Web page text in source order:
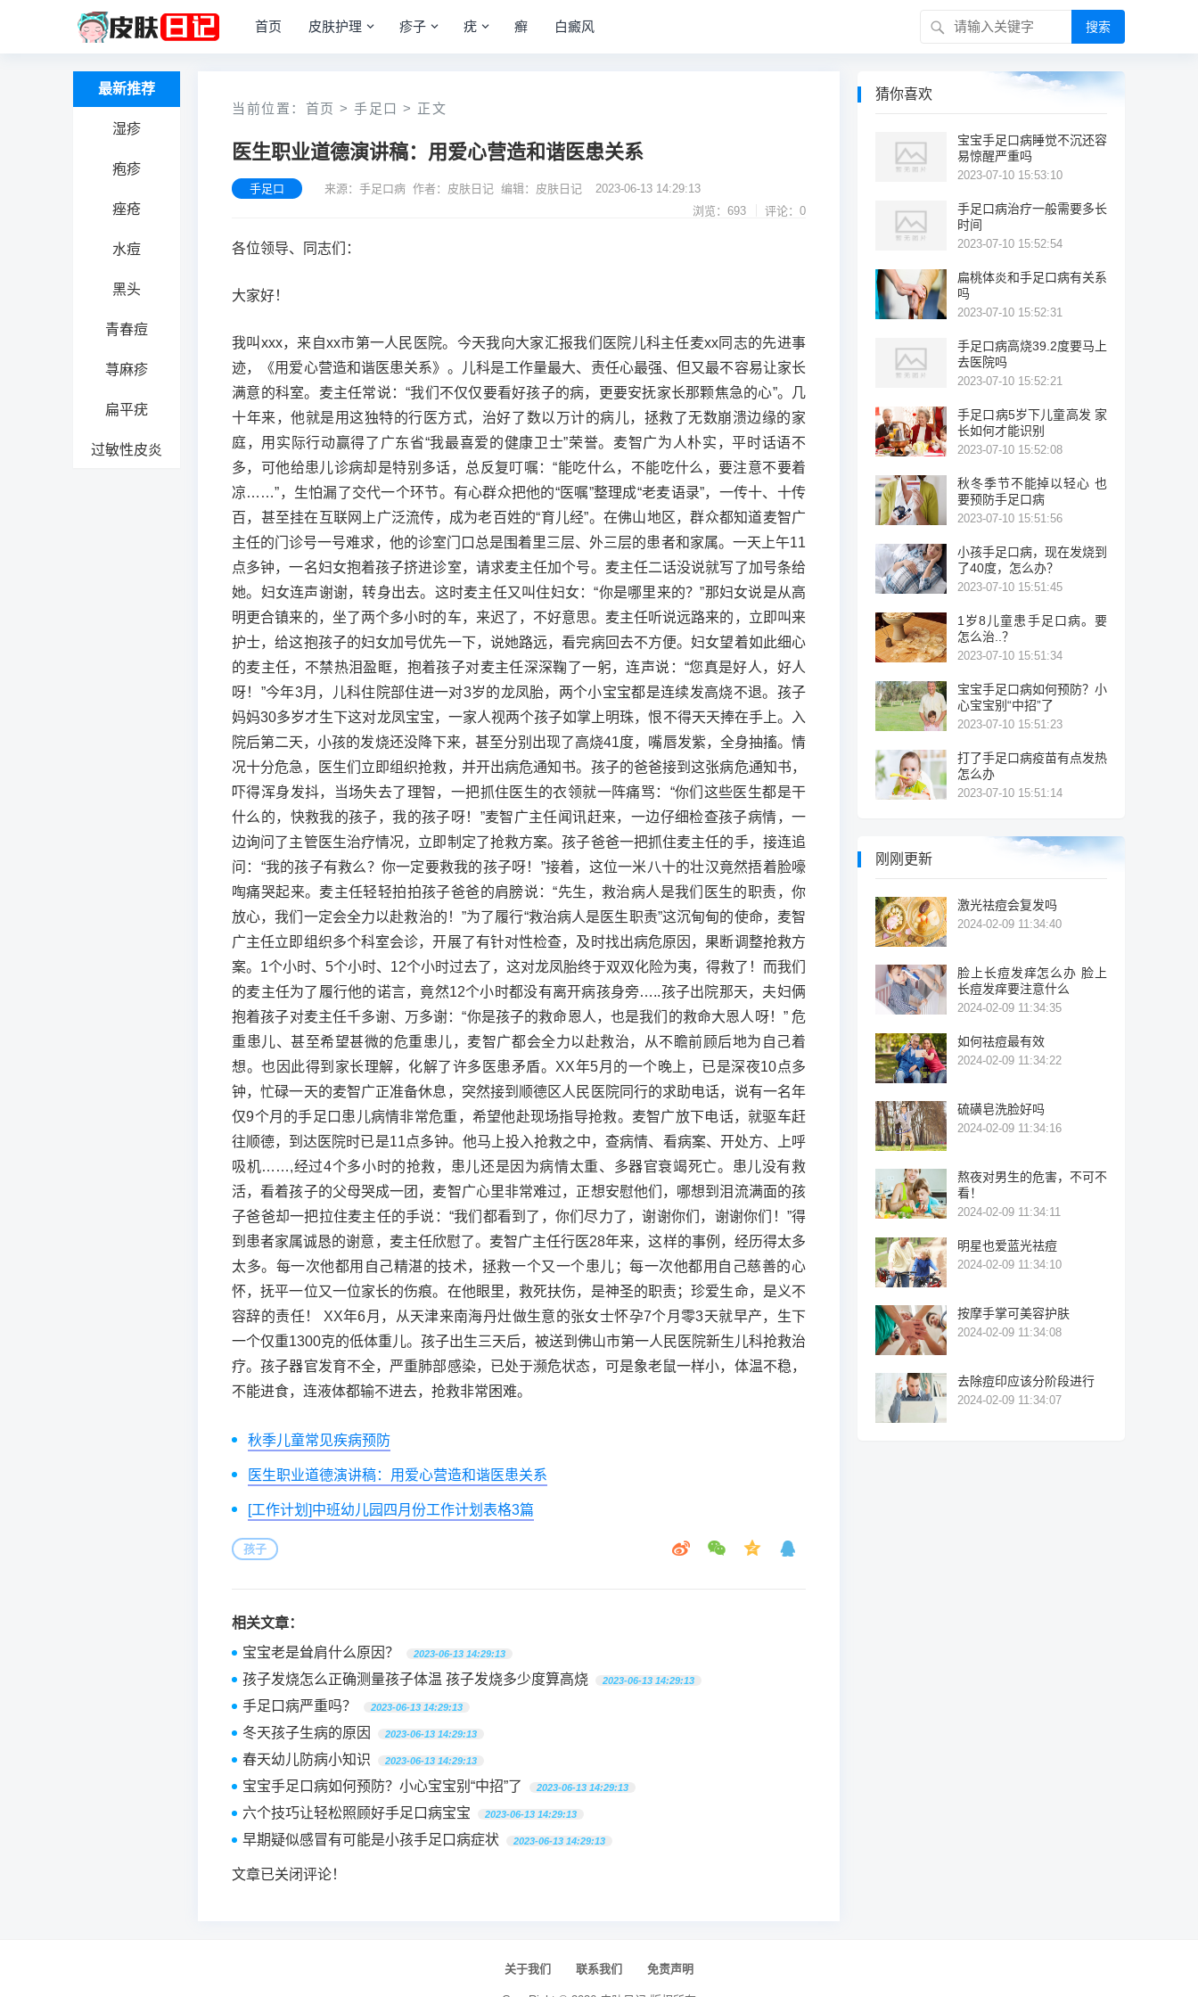
首页 皮肤护理 疹子 疣 癣 白癜风 搜索
最新推荐
湿疹
疱疹
痤疮
水痘
黑头
青春痘
荨麻疹
扁平疣
过敏性皮炎
当前位置： 首页 > 手足口 > 正文
医生职业道德演讲稿：用爱心营造和谐医患关系
手足口 来源：手足口病 作者：皮肤日记 编辑：皮肤日记
2023-06-13 14:29:13
浏览：693
评论：0
各位领导、同志们：
大家好！
我叫xxx，来自xx市第一人民医院。今天我向大家汇报我们医院儿科主任麦xx同志的先进事
迹，《用爱心营造和谐医患关系》。儿科是工作量最大、责任心最强、但又最不容易让家长
满意的科室。麦主任常说：“我们不仅仅要看好孩子的病，更要安抚家长那颗焦急的心”。几
十年来，他就是用这独特的行医方式，治好了数以万计的病儿，拯救了无数崩溃边缘的家
庭，用实际行动赢得了广东省“我最喜爱的健康卫士”荣誉。麦智广为人朴实，平时话语不
多，可他给患儿诊病却是特别多话，总反复叮嘱：“能吃什么，不能吃什么，要注意不要着
凉……”，生怕漏了交代一个环节。有心群众把他的“医嘱”整理成“老麦语录”，一传十、十传
百，甚至挂在互联网上广泛流传，成为老百姓的“育儿经”。在佛山地区，群众都知道麦智广
主任的门诊号一号难求，他的诊室门口总是围着里三层、外三层的患者和家属。一天上午11
点多钟，一名妇女抱着孩子挤进诊室，请求麦主任加个号。麦主任二话没说就写了加号条给
她。妇女连声谢谢，转身出去。这时麦主任又叫住妇女：“你是哪里来的？”那妇女说是从高
明更合镇来的，坐了两个多小时的车，来迟了，不好意思。麦主任听说远路来的，立即叫来
护士，给这抱孩子的妇女加号优先一下，说她路远，看完病回去不方便。妇女望着如此细心
的麦主任，不禁热泪盈眶，抱着孩子对麦主任深深鞠了一躬，连声说：“您真是好人，好人
呀！”今年3月，儿科住院部住进一对3岁的龙凤胎，两个小宝宝都是连续发高烧不退。孩子
妈妈30多岁才生下这对龙凤宝宝，一家人视两个孩子如掌上明珠，恨不得天天捧在手上。入
院后第二天，小孩的发烧还没降下来，甚至分别出现了高烧41度，嘴唇发紫，全身抽搐。情
况十分危急，医生们立即组织抢救，并开出病危通知书。孩子的爸爸接到这张病危通知书，
吓得浑身发抖，当场失去了理智，一把抓住医生的衣领就一阵痛骂：“你们这些医生都是干
什么的，快救我的孩子，我的孩子呀！”麦智广主任闻讯赶来，一边仔细检查孩子病情，一
边询问了主管医生治疗情况，立即制定了抢救方案。孩子爸爸一把抓住麦主任的手，接连追
问：“我的孩子有救么？你一定要救我的孩子呀！”接着，这位一米八十的壮汉竟然捂着脸嚎
啕痛哭起来。麦主任轻轻拍拍孩子爸爸的肩膀说：“先生，救治病人是我们医生的职责，你
放心，我们一定会全力以赴救治的！”为了履行“救治病人是医生职责”这沉甸甸的使命，麦智
广主任立即组织多个科室会诊，开展了有针对性检查，及时找出病危原因，果断调整抢救方
案。1个小时、5个小时、12个小时过去了，这对龙凤胎终于双双化险为夷，得救了！而我们
的麦主任为了履行他的诺言，竟然12个小时都没有离开病孩身旁…..孩子出院那天，夫妇俩
抱着孩子对麦主任千多谢、万多谢：“你是孩子的救命恩人，也是我们的救命大恩人呀！” 危
重患儿、甚至希望甚微的危重患儿，麦智广都会全力以赴救治，从不瞻前顾后地为自己着
想。也因此得到家长理解，化解了许多医患矛盾。XX年5月的一个晚上，已是深夜10点多
钟，忙碌一天的麦智广正准备休息，突然接到顺德区人民医院同行的求助电话，说有一名年
仅9个月的手足口患儿病情非常危重，希望他赴现场指导抢救。麦智广放下电话，就驱车赶
往顺德，到达医院时已是11点多钟。他马上投入抢救之中，查病情、看病案、开处方、上呼
吸机……,经过4个多小时的抢救，患儿还是因为病情太重、多器官衰竭死亡。患儿没有救
活，看着孩子的父母哭成一团，麦智广心里非常难过，正想安慰他们，哪想到泪流满面的孩
子爸爸却一把拉住麦主任的手说：“我们都看到了，你们尽力了，谢谢你们，谢谢你们！”得
到患者家属诚恳的谢意，麦主任欣慰了。麦智广主任行医28年来，这样的事例，经历得太多
太多。每一次他都用自己精湛的技术，拯救一个又一个患儿；每一次他都用自己慈善的心
怀，抚平一位又一位家长的伤痕。在他眼里，救死扶伤，是神圣的职责；珍爱生命，是义不
容辞的责任！ XX年6月，从天津来南海丹灶做生意的张女士怀孕7个月零3天就早产，生下
一个仅重1300克的低体重儿。孩子出生三天后，被送到佛山市第一人民医院新生儿科抢救治
疗。孩子器官发育不全，严重肺部感染，已处于濒危状态，可是象老鼠一样小，体温不稳，
不能进食，连液体都输不进去，抢救非常困难。
秋季儿童常见疾病预防
医生职业道德演讲稿：用爱心营造和谐医患关系
[工作计划]中班幼儿园四月份工作计划表格3篇
孩子
相关文章：
宝宝老是耸肩什么原因？
2023-06-13 14:29:13
孩子发烧怎么正确测量孩子体温 孩子发烧多少度算高烧 2023-06-13 14:29:13
手足口病严重吗？ 2023-06-13 14:29:13
冬天孩子生病的原因 2023-06-13 14:29:13
春天幼儿防病小知识 2023-06-13 14:29:13
宝宝手足口病如何预防？小心宝宝别“中招”了 2023-06-13 14:29:13
六个技巧让轻松照顾好手足口病宝宝 2023-06-13 14:29:13
早期疑似感冒有可能是小孩手足口病症状 2023-06-13 14:29:13
文章已关闭评论！
猜你喜欢
宝宝手足口病睡觉不沉还容
易惊醒严重吗
2023-07-10 15:53:10
手足口病治疗一般需要多长
时间
2023-07-10 15:52:54
扁桃体炎和手足口病有关系
吗
2023-07-10 15:52:31
手足口病高烧39.2度要马上
去医院吗
2023-07-10 15:52:21
手足口病5岁下儿童高发 家
长如何才能识别
2023-07-10 15:52:08
秋冬季节不能掉以轻心 也
要预防手足口病
2023-07-10 15:51:56
小孩手足口病，现在发烧到
了40度，怎么办？
2023-07-10 15:51:45
1岁8儿童患手足口病。要
怎么治..？
2023-07-10 15:51:34
宝宝手足口病如何预防？小
心宝宝别“中招”了
2023-07-10 15:51:23
打了手足口病疫苗有点发热
怎么办
2023-07-10 15:51:14
刚刚更新
激光祛痘会复发吗
2024-02-09 11:34:40
脸上长痘发痒怎么办 脸上
长痘发痒要注意什么
2024-02-09 11:34:35
如何祛痘最有效
2024-02-09 11:34:22
硫磺皂洗脸好吗
2024-02-09 11:34:16
熬夜对男生的危害，不可不
看！
2024-02-09 11:34:11
明星也爱蓝光祛痘
2024-02-09 11:34:10
按摩手掌可美容护肤
2024-02-09 11:34:08
去除痘印应该分阶段进行
2024-02-09 11:34:07
关于我们 联系我们 免责声明